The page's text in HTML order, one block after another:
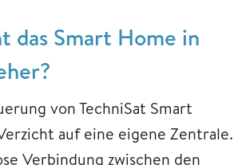
das Smart Home in
von TechniSat Smart
auf eine eigene Zentrale.
Verbindung zwischen den